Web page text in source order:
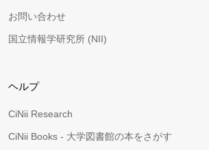
お問い合わせ
国立情報学研究所 (NII)
ヘルプ
CiNii Research
CiNii Books - 大学図書館の本をさがす